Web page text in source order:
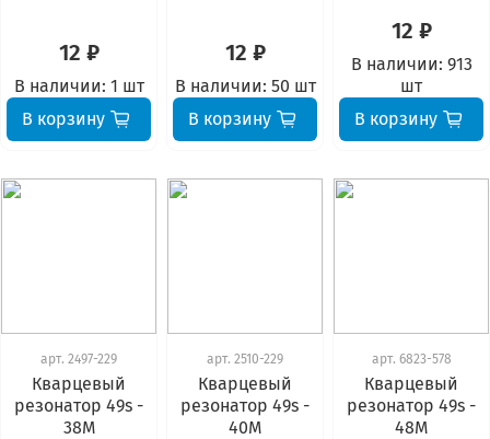
12 ₽
В наличии: 1 шт
В корзину
12 ₽
В наличии: 50 шт
В корзину
12 ₽
В наличии: 913
шт
В корзину
арт. 2497-229
Кварцевый
резонатор 49s -
38М
арт. 2510-229
Кварцевый
резонатор 49s -
40М
арт. 6823-578
Кварцевый
резонатор 49s -
48М